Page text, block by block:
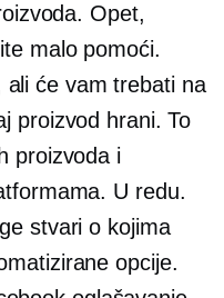
Opet,
malo pomoći.
će vam trebati na
proizvod hrani. To
proizvoda i
U redu.
stvari o kojima
opcije.